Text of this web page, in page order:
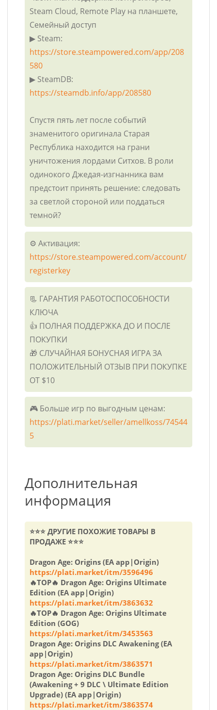
Steam Cloud, Remote Play на планшете,
Семейный доступ
▶ Steam:
https://store.steampowered.com/app/208
580
▶ SteamDB:
https://steamdb.info/app/208580
Спустя пять лет после событий
знаменитого оригинала Старая
Республика находится на грани
уничтожения лордами Ситхов. В роли
одинокого Джедая-изгнанника вам
предстоит принять решение: следовать
за светлой стороной или поддаться
темной?
⚙️ Активация:
https://store.steampowered.com/account/
registerkey
📃 ГАРАНТИЯ РАБОТОСПОСОБНОСТИ
КЛЮЧА
👍 ПОЛНАЯ ПОДДЕРЖКА ДО И ПОСЛЕ
ПОКУПКИ
🎁 СЛУЧАЙНАЯ БОНУСНАЯ ИГРА ЗА
ПОЛОЖИТЕЛЬНЫЙ ОТЗЫВ ПРИ ПОКУПКЕ
ОТ $10
🎮 Больше игр по выгодным ценам:
https://plati.market/seller/amellkoss/74544
5
Дополнительная
информация
⭐⭐⭐ ДРУГИЕ ПОХОЖИЕ ТОВАРЫ В
ПРОДАЖЕ ⭐⭐⭐
Dragon Age: Origins (EA app|Origin)
https://plati.market/itm/3596496
🔥TOP🔥 Dragon Age: Origins Ultimate
Edition (EA app|Origin)
https://plati.market/itm/3863632
🔥TOP🔥 Dragon Age: Origins Ultimate
Edition (GOG)
https://plati.market/itm/3453563
Dragon Age: Origins DLC Awakening (EA
app|Origin)
https://plati.market/itm/3863571
Dragon Age: Origins DLC Bundle
(Awakening + 9 DLC \ Ultimate Edition
Upgrade) (EA app|Origin)
https://plati.market/itm/3863574